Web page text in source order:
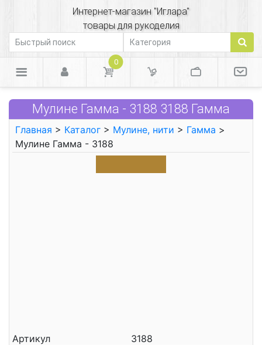
Интернет-магазин "Иглара"
товары для рукоделия
0
Мулине Гамма - 3188 3188 Гамма
Главная > Каталог > Мулине, нити > Гамма >
Мулине Гамма - 3188
Артикул
3188